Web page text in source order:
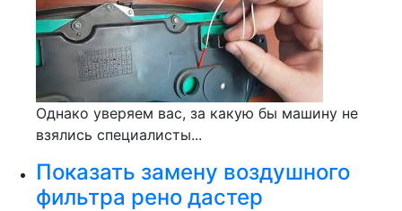
Однако уверяем вас, за какую бы машину не
взялись специалисты...
Показать замену воздушного
фильтра рено дастер